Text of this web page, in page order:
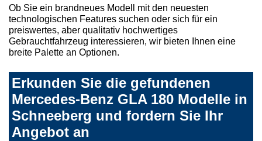
Ob Sie ein brandneues Modell mit den neuesten
technologischen Features suchen oder sich für ein
preiswertes, aber qualitativ hochwertiges
Gebrauchtfahrzeug interessieren, wir bieten Ihnen eine
breite Palette an Optionen.
Erkunden Sie die gefundenen
Mercedes-Benz GLA 180 Modelle in
Schneeberg und fordern Sie Ihr
Angebot an